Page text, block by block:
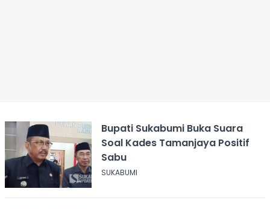
Bupati Sukabumi Buka Suara
Soal Kades Tamanjaya Positif
Sabu
SUKABUMI